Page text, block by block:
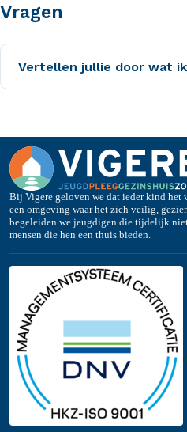
Vragen
Vertellen jullie door wat
Bij Vigere geloven we dat ieder kind het
een omgeving waar het zich veilig,
begeleiden we jeugdigen die tijdelijk
mensen die hen een thuis bieden.